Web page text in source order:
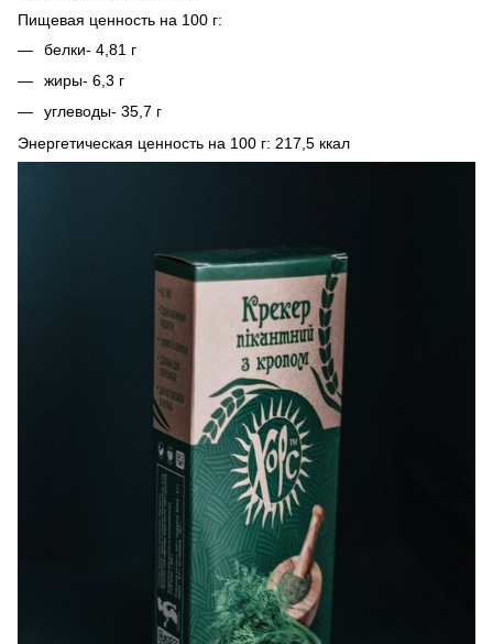
Пищевая ценность на 100 г:
белки- 4,81 г
жиры- 6,3 г
углеводы- 35,7 г
Энергетическая ценность на 100 г: 217,5 ккал